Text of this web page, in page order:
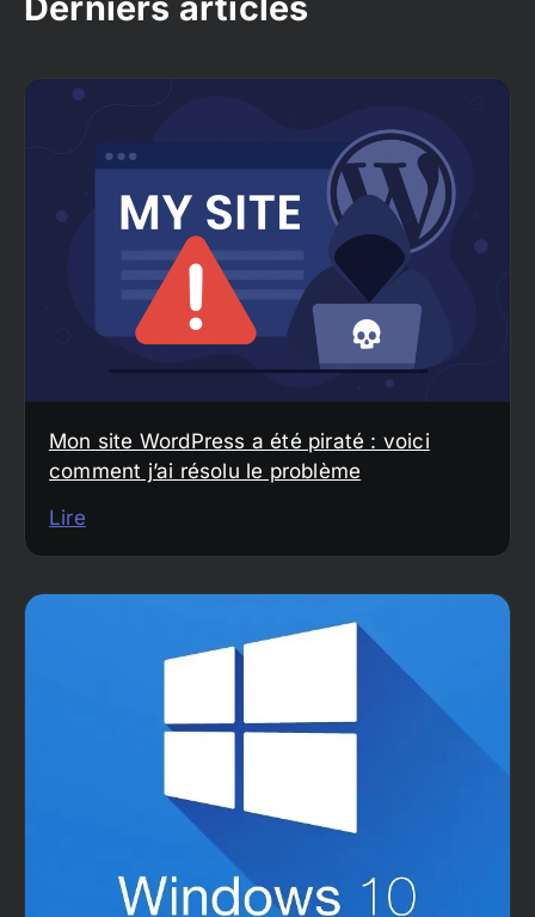
Mon site WordPress a été piraté : voici
comment j’ai résolu le problème
Lire